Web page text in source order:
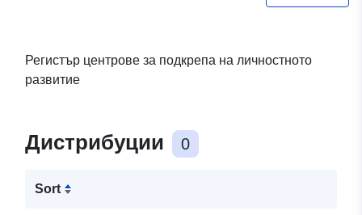
Регистър центрове за подкрепа на личностното
развитие
Дистрибуции 0
Sort